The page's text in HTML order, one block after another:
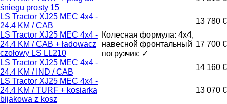
śniegu prosty 15
LS Tractor XJ25 MEC 4x4 -
24.4 KM / CAB
13 780 €
LS Tractor XJ25 MEC 4x4 -
24.4 KM / CAB + ładowacz
czołowy LS LL210
Колесная формула: 4x4,
навесной фронтальный
погрузчик: ✓
17 700 €
LS Tractor XJ25 MEC 4x4 -
24.4 KM / IND / CAB
14 160 €
LS Tractor XJ25 MEC 4x4 -
24.4 KM / TURF + kosiarka
bijakowa z kosz
13 070 €